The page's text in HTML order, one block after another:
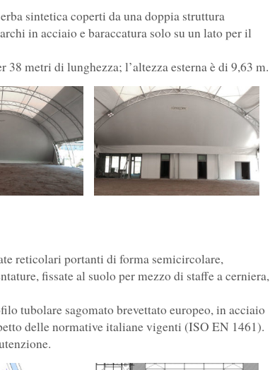
sintetica coperti da una doppia struttura
in acciaio e baraccatura solo su un lato per il
metri di lunghezza; l’altezza esterna è di 9,63 m.
reticolari portanti di forma semicircolare,
fissate al suolo per mezzo di staffe a cerniera,
tubolare sagomato brevettato europeo, in acciaio
delle normative italiane vigenti (ISO EN 1461).